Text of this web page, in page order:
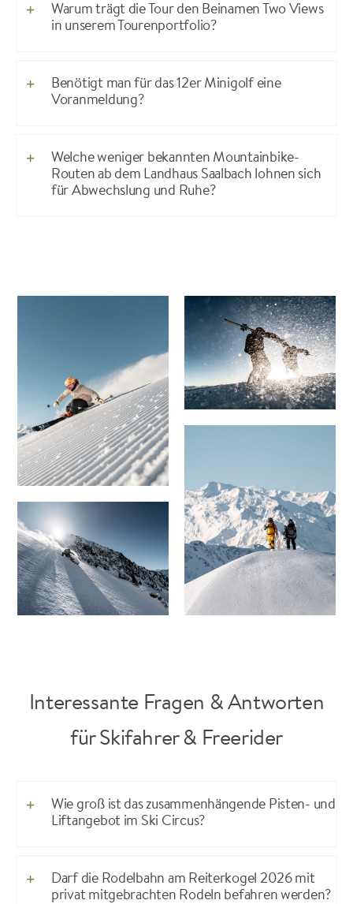
Warum trägt die Tour den Beinamen Two Views
in unserem Tourenportfolio?
Benötigt man für das 12er Minigolf eine
Voranmeldung?
Welche weniger bekannten Mountainbike-
Routen ab dem Landhaus Saalbach lohnen sich
für Abwechslung und Ruhe?
Interessante Fragen & Antworten
für Skifahrer & Freerider
Wie groß ist das zusammenhängende Pisten- und
Liftangebot im Ski Circus?
Darf die Rodelbahn am Reiterkogel 2026 mit
privat mitgebrachten Rodeln befahren werden?